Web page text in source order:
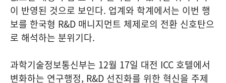
이 반영된 것으로 보인다. 업계와 학계에서는 이번 행
보를 한국형 R&D 매니지먼트 체제로의 전환 신호탄으
로 해석하는 분위기다.
과학기술정보통신부는 12월 17일 대전 ICC 호텔에서
변화하는 연구행정, R&D 선진화를 위한 혁신을 주제